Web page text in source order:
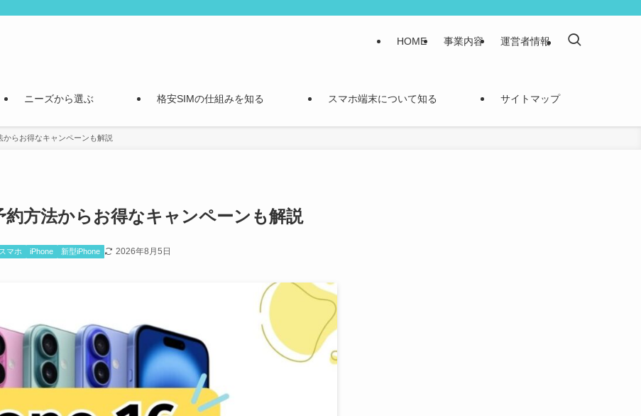
HOME 事業内容 運営者情報
ニーズから選ぶ 格安SIMの仕組みを知る スマホ端末について知る サイトマップ
からお得なキャンペーンも解説
約方法からお得なキャンペーンも解説
スマホ iPhone 新型iPhone 2026年8月5日